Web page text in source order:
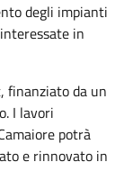
degli impianti
in
finanziato da un
I lavori
potrà
e rinnovato in